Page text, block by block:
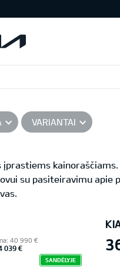
VARIANTAI
su pasiteiravimu apie
40 990 €
039 €
SANDĖLYJE